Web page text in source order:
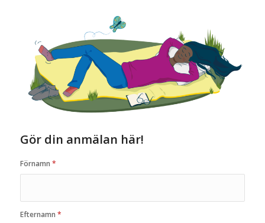
Gör din anmälan här!
Förnamn *
Efternamn *